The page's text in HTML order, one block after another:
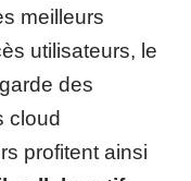
meilleurs
utilisateurs, le
des
cloud
profitent ainsi